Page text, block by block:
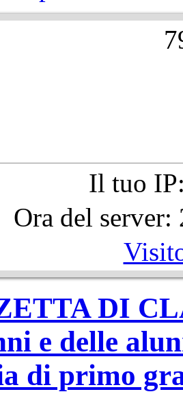
7
Il tuo
Ora del
DI
e delle
di primo